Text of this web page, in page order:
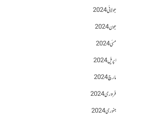
جولائی 2024
جون 2024
مئی 2024
اپریل 2024
مارچ 2024
فروری 2024
جنوری 2024